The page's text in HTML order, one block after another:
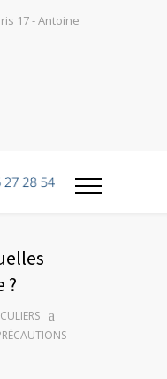
17 - Antoine
?